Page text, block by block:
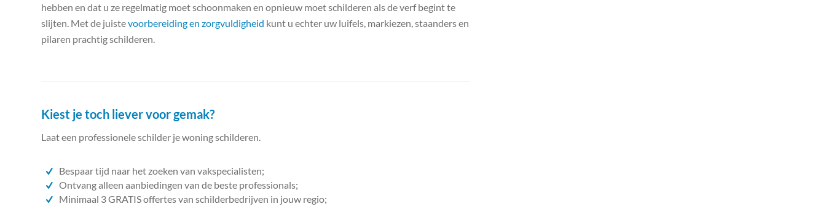
hebben en dat u ze regelmatig moet schoonmaken en opnieuw moet schilderen als de verf begint te
slijten. Met de juistevoorbereiding en zorgvuldigheid kunt u echter uw luifels, markiezen, staanders en
pilaren prachtig schilderen.
Kiest je toch liever voor gemak?
Laat een professionele schilder je woning schilderen.
Bespaar tijd naar het zoeken van vakspecialisten;
Ontvang alleen aanbiedingen van de beste professionals;
Minimaal 3 GRATIS offertes van schilderbedrijven in jouw regio;